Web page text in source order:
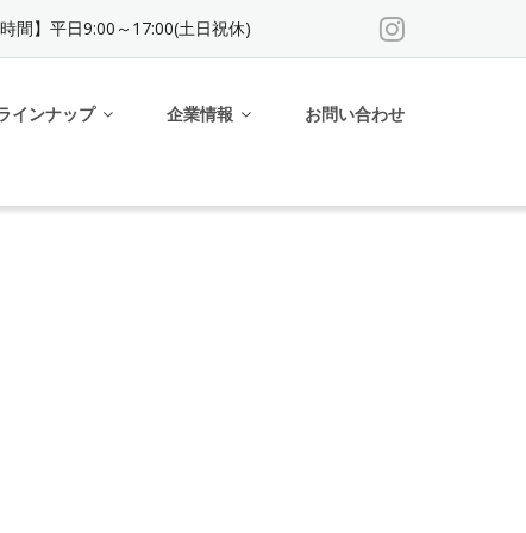
時間】平日9:00～17:00(土日祝休)
インナップ 企業情報 お問い合わせ